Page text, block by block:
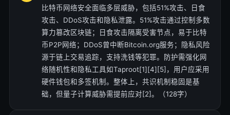
比特币网络安全面临多层威胁，包括51%攻击、日食
攻击、DDoS攻击和隐私泄露。51%攻击通过控制多数
算力篡改区块链；日食攻击隔离受害节点，易于比特
币P2P网络；DDoS曾中断Bitcoin.org服务；隐私风险
源于链上交易追踪，支持洗钱等犯罪。防护需强化网
络随机性和隐私工具如Taproot[1][4][5]，用户应采用
硬件钱包和多签机制。整体上，共识机制稳固是基
础，但量子计算威胁需提前应对[2]。（128字）